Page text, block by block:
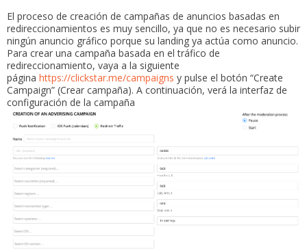
El proceso de creación de campañas de anuncios basadas en
redireccionamientos es muy sencillo, ya que no es necesario subir
ningún anuncio gráfico porque su landing ya actúa como anuncio.
Para crear una campaña basada en el tráfico de
redireccionamiento, vaya a la siguiente
página https://clickstar.me/campaigns y pulse el botón “Create
Campaign” (Crear campaña). A continuación, verá la interfaz de
configuración de la campaña